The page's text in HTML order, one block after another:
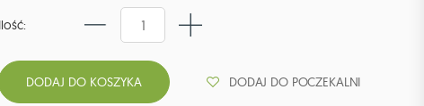
Ilość:
DODAJ DO POCZEKALNI